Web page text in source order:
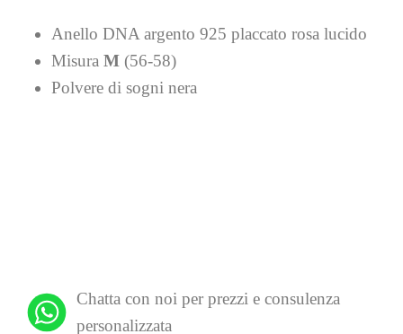
Anello DNA argento 925 placcato rosa lucido
Misura M(56-58)
Polvere di sogni nera
Chatta con noi per prezzi e consulenza
personalizzata